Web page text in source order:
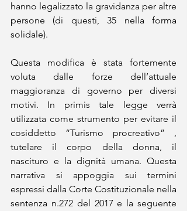
hanno legalizzato la gravidanza per altre
persone (di questi, 35 nella forma
solidale).
Questa modifica è stata fortemente
voluta dalle forze dell’attuale
maggioranza di governo per diversi
motivi. In primis tale legge verrà
utilizzata come strumento per evitare il
cosiddetto “Turismo procreativo” ,
tutelare il corpo della donna, il
nascituro e la dignità umana. Questa
narrativa si appoggia sui termini
espressi dalla Corte Costituzionale nella
sentenza n.272 del 2017 e la seguente